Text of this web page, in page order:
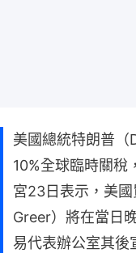
美國總統特朗普
10%全球臨時關稅
宮23日表示，美
Greer）將在當日
易代表辦公室其後